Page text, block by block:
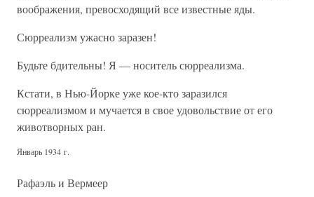
воображения, превосходящий все известные яды.
Сюрреализм ужасно заразен!
Будьте бдительны! Я — носитель сюрреализма.
Кстати, в Нью-Йорке уже кое-кто заразился
сюрреализмом и мучается в свое удовольствие от его
животворных ран.
Январь 1934 г.
Рафаэль и Вермеер